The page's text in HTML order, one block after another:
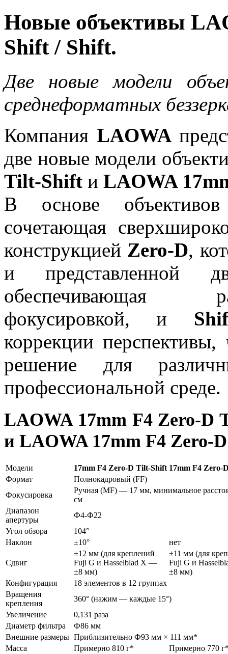
Новые объективы
Shift / Shift.
Две новые модели
среднеформатных
Компания LAOWA
две новые модели
Tilt-Shift и LAOWA
В основе
сочетающая
конструкцией Zero-D,
и представленной
обеспечивающая
фокусировкой, и
коррекции перспективы,
решение для
профессиональной среде.
LAOWA 17mm F4 Zero-D
и LAOWA 17mm F4 Zero-
Модели 17mm F4 Zero-D Tilt-Shift 17mm F4 Zero-
Формат
Полнокадровый (FF)
Фокусировка
Ручная (MF) — 17 мм, минимальное
см
Диапазон
апертуры
Ф4-Ф22
Угол обзора
104°
Наклон
±10° нет
Сдвиг
±12 мм (для креплений
Fuji G и Hasselblad X —
±8 мм)
±11 мм (для
Fuji G и
±8 мм)
Конфигурация
18 элементов в 12 группах
Вращения
крепления
360° (нажим — каждые 15°)
Увеличение
0,131 раза
Диаметр фильтра
Ф86 мм
Внешние размеры Приблизительно Ф93 мм × 111 мм*
Масса
Примерно 810 г*
Примерно 770